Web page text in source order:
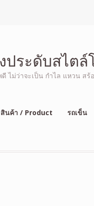
ประดับสไต
ม่ว่าจะเป็น กำไล แหวน ส
สินค้า / Product รถเข็น